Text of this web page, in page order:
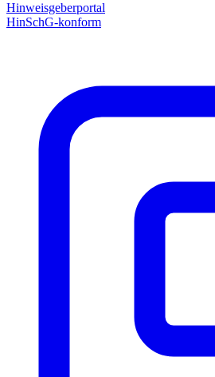
Hinweisgeberportal
HinSchG-konform